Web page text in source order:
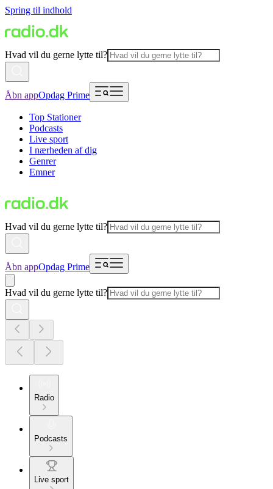
Spring til indhold
Hvad vil du gerne lytte til?
Åbn appOpdag Prime
Top Stationer
Podcasts
Live sport
I nærheden af dig
Genrer
Emner
Hvad vil du gerne lytte til?
Åbn appOpdag Prime
Hvad vil du gerne lytte til?
Radio
Podcasts
Live sport